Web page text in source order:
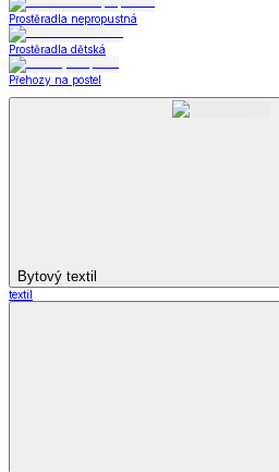
Prostěradla nepropustná
Prostěradla dětská
Přehozy na postel
Bytový textil
textil